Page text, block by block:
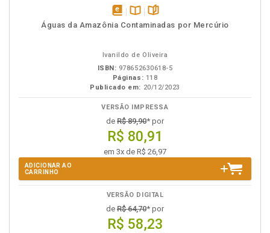
disponívelDisponível
páginas
Águas da Amazônia Contaminadas por Mercúrio
Ivanildo de Oliveira
ISBN: 978652630618-5
Páginas: 118
Publicado em: 20/12/2023
VERSÃO IMPRESSA
de R$ 89,90* por
R$ 80,91
em 3x de R$ 26,97
ADICIONAR AO
CARRINHO
VERSÃO DIGITAL
de R$ 64,70* por
R$ 58,23